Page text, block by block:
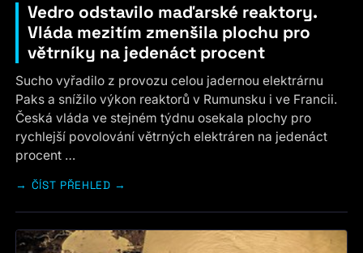
Vedro odstavilo maďarské reaktory.
Vláda mezitím zmenšila plochu pro
větrníky na jedenáct procent
Sucho vyřadilo z provozu celou jadernou elektrárnu
Paks a snížilo výkon reaktorů v Rumunsku i ve Francii.
Česká vláda ve stejném týdnu osekala plochy pro
rychlejší povolování větrných elektráren na jedenáct
procent …
ČÍST PŘEHLED →